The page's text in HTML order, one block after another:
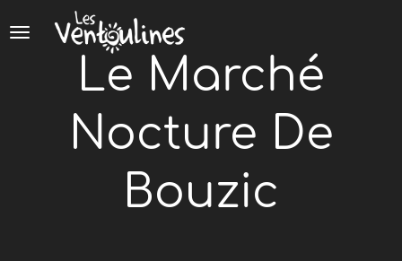
Le Marché
Nocture De
Bouzic
Panneau de gestion des cookies